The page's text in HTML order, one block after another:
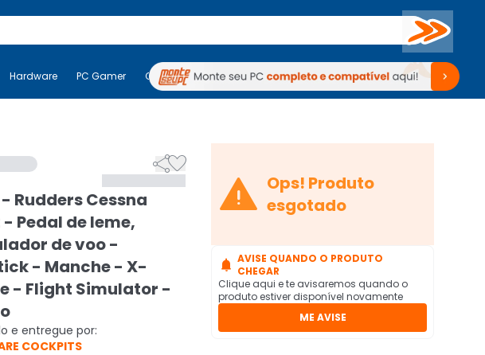
Buscar
Black Ninja Hardware PC Gamer Computadores Periféricos TV Venda no KaBuM!
Hardware PC Gamer Computadores Periféricos TV Venda no KaBuM!

Rudders Cessna
- Pedal de leme,
de voo -
- Manche - X-
- Flight Simulator -
e entregue por:
COCKPITS
 Ops! Produto
esgotado
 AVISE QUANDO O PRODUTO
CHEGAR
Clique aqui e te avisaremos quando o
produto estiver disponível novamente
ME AVISE